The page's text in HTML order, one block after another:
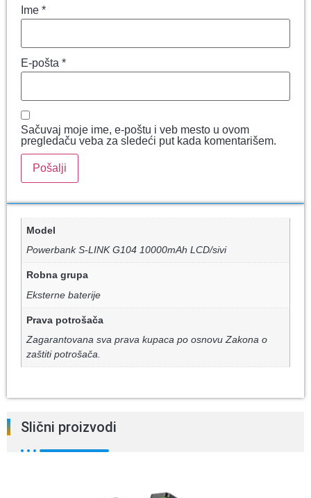
Ime *
E-pošta *
Sačuvaj moje ime, e-poštu i veb mesto u ovom
pregledaču veba za sledeći put kada komentarišem.
Model
Powerbank S-LINK G104 10000mAh LCD/sivi
Robna grupa
Eksterne baterije
Prava potrošača
Zagarantovana sva prava kupaca po osnovu Zakona o
zaštiti potrošača.
Slični proizvodi